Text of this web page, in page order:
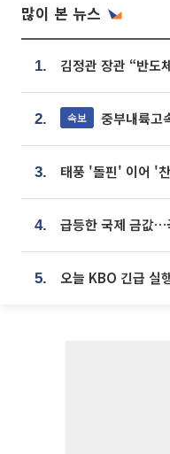
많이 본 뉴스
1.
2. 속보 중부내륙고
3.
4. 급등한 국제 금값…
5. 오늘 KBO 긴급 실